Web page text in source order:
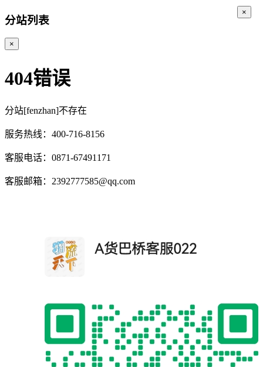
分站列表
×
404错误
分站[fenzhan]不存在
服务热线：400-716-8156
客服电话：0871-67491171
客服邮箱：2392777585@qq.com
×